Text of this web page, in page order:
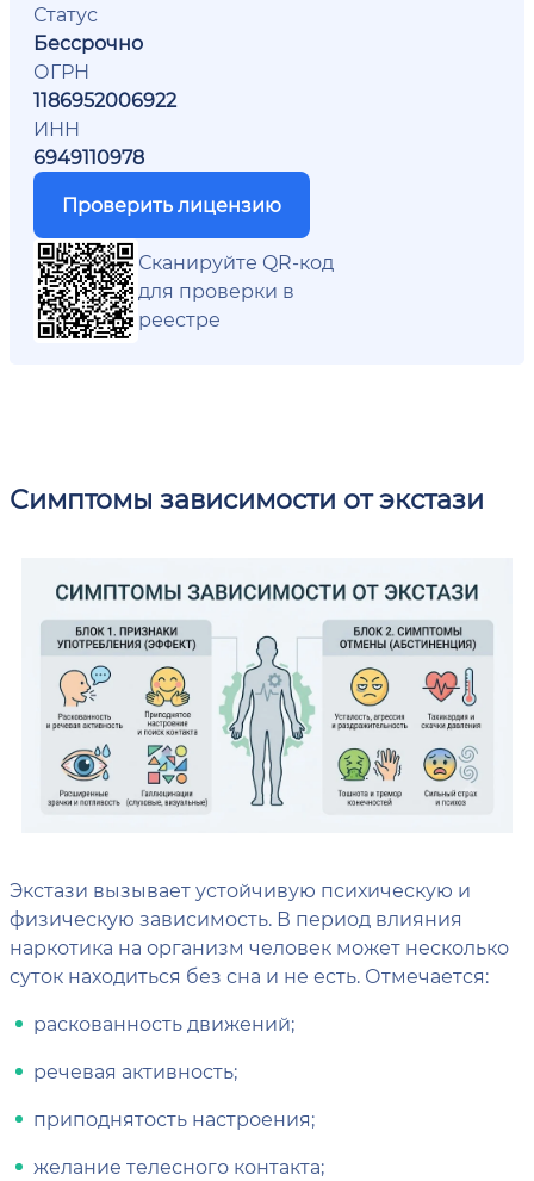
Статус
Бессрочно
ОГРН
1186952006922
ИНН
6949110978
Проверить лицензию
Сканируйте QR-код
для проверки в
реестре
Симптомы зависимости от экстази
Экстази вызывает устойчивую психическую и
физическую зависимость. В период влияния
наркотика на организм человек может несколько
суток находиться без сна и не есть. Отмечается:
раскованность движений;
речевая активность;
приподнятость настроения;
желание телесного контакта;